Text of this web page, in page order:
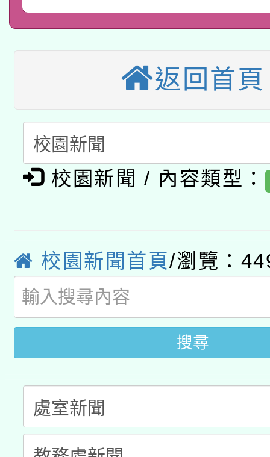
業成長研習」實施計畫
暨閱讀推動專業研習
科技賦能─人工智慧
礎課程
A3數位素養講師名單
「數位內容與教學軟
pilot」
有關大陸委員會函釋公
薪期間赴陸應申請許可
轉知經濟部水利署委託
業技術研究院辦理「
115年8月22日(星期六
桃園市孔廟祈福系列
2026年桃園地景藝術
關事宜
轉知教育部國民及學前
國立臺灣師範大學辦理
年度健康促進學校輔導
業成長研習」實施計畫
返回首頁
校園新聞 / 內容類型：
校園新聞首頁/瀏覽：
搜尋